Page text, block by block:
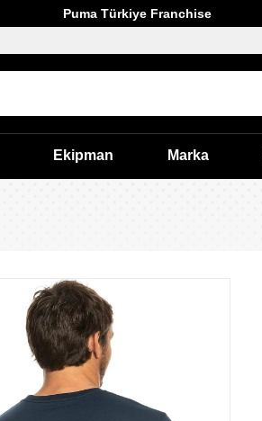
Puma Türkiye Franchise
Ekipman Marka